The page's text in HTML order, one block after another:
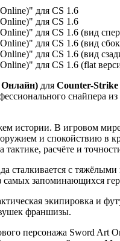
для Counter-Strike
снайпера
истории. В игровом
и спокойствию в
расчёте и
сталкивается с
самых запоминающихся
экипировка и
франшизы.
персонажа Sword